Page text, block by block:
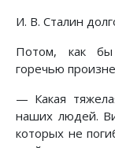
И. В. Сталин
Потом, как
горечью
— Какая
наших людей.
которых не